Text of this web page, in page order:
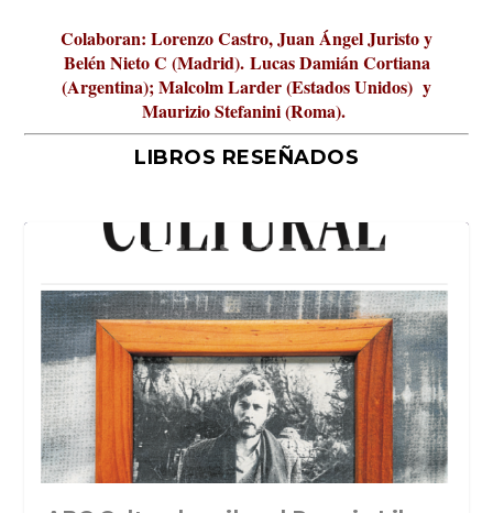
Colaboran: Lorenzo Castro, Juan Ángel Juristo y
Belén Nieto C (Madrid). Lucas Damián Cortiana
(Argentina); Malcolm Larder (Estados Unidos) y
Maurizio Stefanini (Roma).
LIBROS RESEÑADOS